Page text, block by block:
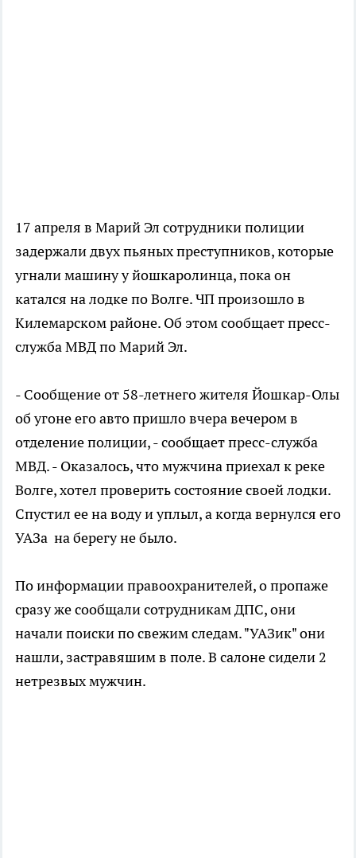
17 апреля в Марий Эл сотрудники полиции
задержали двух пьяных преступников, которые
угнали машину у йошкаролинца, пока он
катался на лодке по Волге. ЧП произошло в
Килемарском районе. Об этом сообщает пресс-
служба МВД по Марий Эл.
- Сообщение от 58-летнего жителя Йошкар-Олы
об угоне его авто пришло вчера вечером в
отделение полиции, - сообщает пресс-служба
МВД. - Оказалось, что мужчина приехал к реке
Волге, хотел проверить состояние своей лодки.
Спустил ее на воду и уплыл, а когда вернулся его
УАЗа на берегу не было.
По информации правоохранителей, о пропаже
сразу же сообщали сотрудникам ДПС, они
начали поиски по свежим следам. "УАЗик" они
нашли, застравяшим в поле. В салоне сидели 2
нетрезвых мужчин.